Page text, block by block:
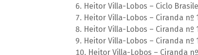
Heitor Villa-Lobos – Ciclo
Heitor Villa-Lobos – Ciranda nº
Heitor Villa-Lobos – Ciranda nº
Heitor Villa-Lobos – Ciranda nº
Heitor Villa-Lobos – Ciranda